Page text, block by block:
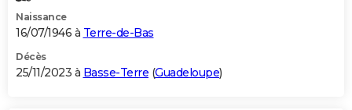
Naissance
16/07/1946 à Terre-de-Bas
Décès
25/11/2023 à Basse-Terre (Guadeloupe)